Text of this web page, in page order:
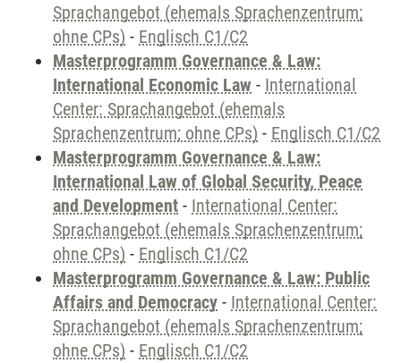
Sprachangebot (ehemals Sprachenzentrum;
ohne CPs) - Englisch C1/C2
Masterprogramm Governance & Law:
International Economic Law - International
Center: Sprachangebot (ehemals
Sprachenzentrum; ohne CPs) - Englisch C1/C2
Masterprogramm Governance & Law:
International Law of Global Security, Peace
and Development - International Center:
Sprachangebot (ehemals Sprachenzentrum;
ohne CPs) - Englisch C1/C2
Masterprogramm Governance & Law: Public
Affairs and Democracy - International Center:
Sprachangebot (ehemals Sprachenzentrum;
ohne CPs) - Englisch C1/C2